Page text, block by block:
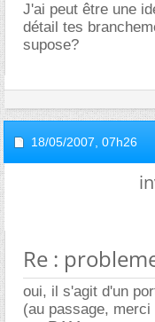
J'ai peut être une
détail tes
supose?
18/05/2007, 07h26
Re :
oui, il s'agit d'un
(au passage,